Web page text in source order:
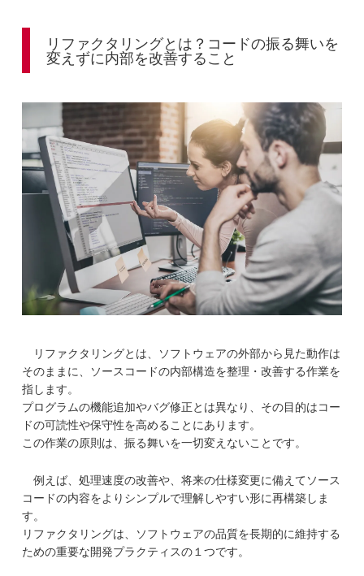
リファクタリングとは？コードの振る舞いを
変えずに内部を改善すること
リファクタリングとは、ソフトウェアの外部から見た動作は
そのままに、ソースコードの内部構造を整理・改善する作業を
指します。
プログラムの機能追加やバグ修正とは異なり、その目的はコー
ドの可読性や保守性を高めることにあります。
この作業の原則は、振る舞いを一切変えないことです。
例えば、処理速度の改善や、将来の仕様変更に備えてソース
コードの内容をよりシンプルで理解しやすい形に再構築しま
す。
リファクタリングは、ソフトウェアの品質を長期的に維持する
ための重要な開発プラクティスの１つです。